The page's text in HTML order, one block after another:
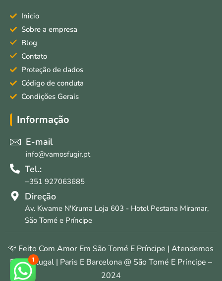
k a
Inicio
Sobre a empresa
Blog
Contato
Proteção de dados
Código de conduta
Condições Gerais
Informação
E-mail
info@vamosfugir.pt
Tel.:
+351 927063685
Direção
Av. Kwame N'Kruma Loja 603 - Hotel Pestana Miramar,
São Tomé e Príncipe
🩷 Feito Com Amor Em São Tomé E Príncipe | Atendemos
Em Portugal | Paris E Barcelona @ São Tomé E Príncipe –
2024